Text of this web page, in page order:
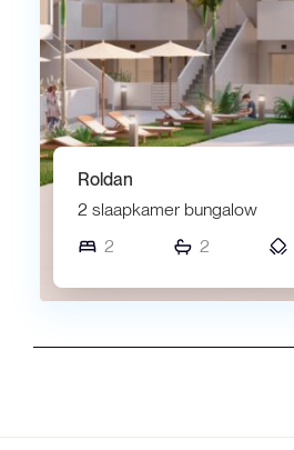
Roldan
2 slaapkamer bungalow
2
2